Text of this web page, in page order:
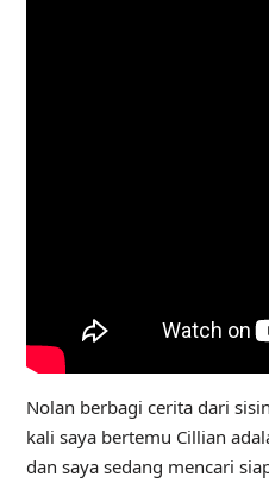
Nolan berbagi cerita dari
kali saya bertemu Cillian
dan saya sedang mencari